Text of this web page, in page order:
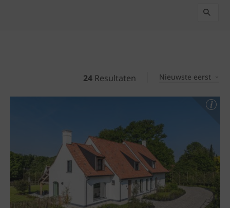
24 Resultaten Nieuwste eerst